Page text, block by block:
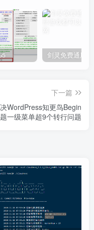
下一篇
WordPress知更鸟Begin
一级菜单超9个转行问题